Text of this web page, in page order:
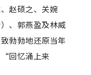
赵硕之、关婉
、郭燕盈及林威
勃勃地还原当年
回忆涌上来